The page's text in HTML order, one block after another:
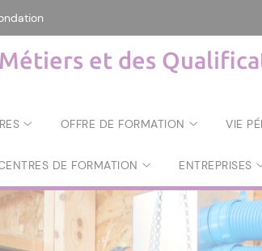
et des
OFFRE DE FORMATION VIE
DE FORMATION ENTREPRISES